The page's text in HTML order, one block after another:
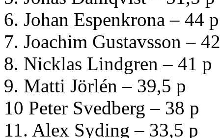
6. Johan Espenkrona – 44 p
7. Joachim Gustavsson –
8. Nicklas Lindgren – 41 p
9. Matti Jörlén – 39,5 p
10 Peter Svedberg – 38 p
11. Alex Syding – 33,5 p